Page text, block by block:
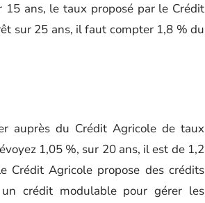
ans, le taux proposé par le Crédit
sur 25 ans, il faut compter 1,8 % du
auprès du Crédit Agricole de taux
1,05 %, sur 20 ans, il est de 1,2
Agricole propose des crédits
crédit modulable pour gérer les